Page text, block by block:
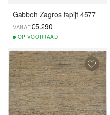
Gabbeh Zagros tapijt 4577
VANAF€5.290
OP VOORRAAD